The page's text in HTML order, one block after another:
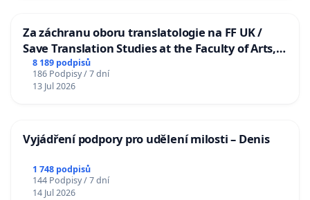
Za záchranu oboru translatologie na FF UK /
Save Translation Studies at the Faculty of Arts,
Charles University
8 189 podpisů
186 Podpisy / 7 dní
13 Jul 2026
Vyjádření podpory pro udělení milosti – Denis
1 748 podpisů
144 Podpisy / 7 dní
14 Jul 2026